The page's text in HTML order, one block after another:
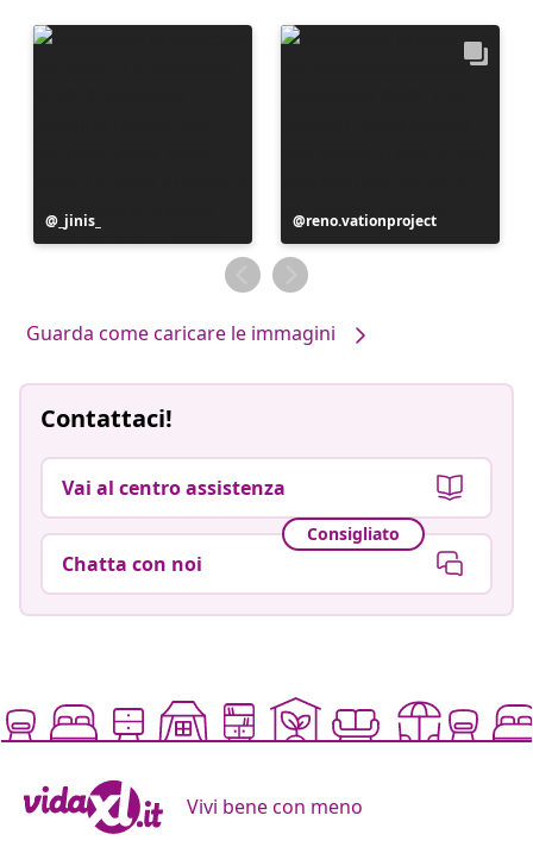
Post
pubblicato
_jinis_
Post
pubblicato
da
reno.vationproject
Guarda come caricare le immagini
Contattaci!
Vai al centro assistenza
Consigliato
Chatta con noi
Vivi bene con meno